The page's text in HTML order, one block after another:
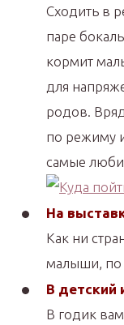
Сходить в
паре
кормит
для
родов.
по режиму
самые
На
Как ни
малыши, по
В детский
В годик